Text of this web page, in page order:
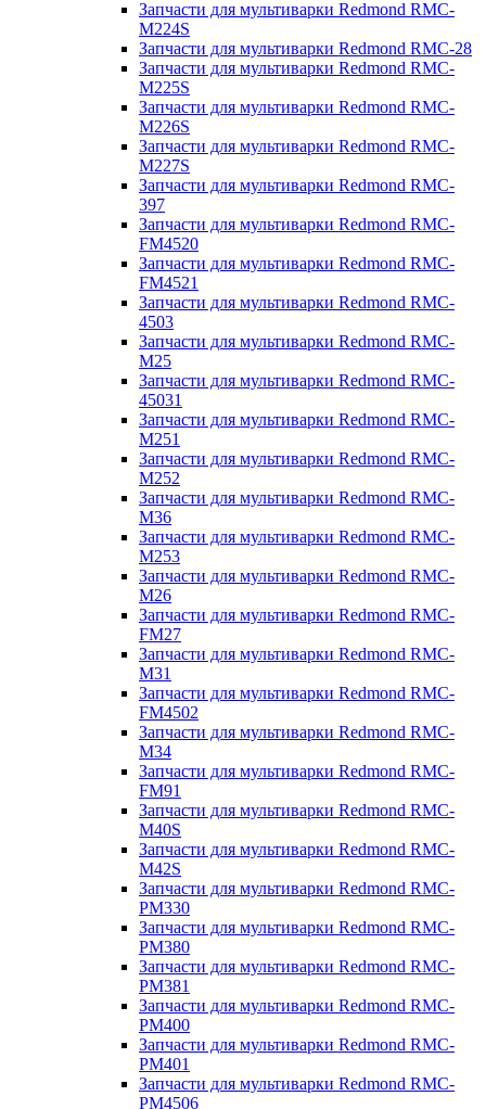
Запчасти для мультиварки Redmond RMC-
M224S
Запчасти для мультиварки Redmond RMC-28
Запчасти для мультиварки Redmond RMC-
M225S
Запчасти для мультиварки Redmond RMC-
M226S
Запчасти для мультиварки Redmond RMC-
M227S
Запчасти для мультиварки Redmond RMC-
397
Запчасти для мультиварки Redmond RMC-
FM4520
Запчасти для мультиварки Redmond RMC-
FM4521
Запчасти для мультиварки Redmond RMC-
4503
Запчасти для мультиварки Redmond RMC-
M25
Запчасти для мультиварки Redmond RMC-
45031
Запчасти для мультиварки Redmond RMC-
M251
Запчасти для мультиварки Redmond RMC-
M252
Запчасти для мультиварки Redmond RMC-
M36
Запчасти для мультиварки Redmond RMC-
M253
Запчасти для мультиварки Redmond RMC-
M26
Запчасти для мультиварки Redmond RMC-
FM27
Запчасти для мультиварки Redmond RMC-
M31
Запчасти для мультиварки Redmond RMC-
FM4502
Запчасти для мультиварки Redmond RMC-
M34
Запчасти для мультиварки Redmond RMC-
FM91
Запчасти для мультиварки Redmond RMC-
M40S
Запчасти для мультиварки Redmond RMC-
M42S
Запчасти для мультиварки Redmond RMC-
PM330
Запчасти для мультиварки Redmond RMC-
PM380
Запчасти для мультиварки Redmond RMC-
PM381
Запчасти для мультиварки Redmond RMC-
PM400
Запчасти для мультиварки Redmond RMC-
PM401
Запчасти для мультиварки Redmond RMC-
PM4506